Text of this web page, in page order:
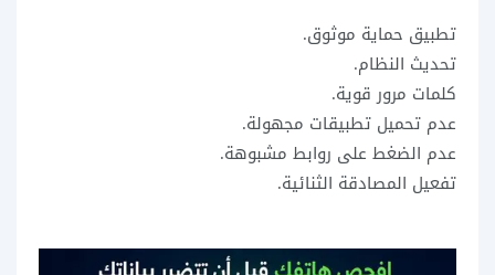
تطبيق حماية موثوق.
تحديث النظام.
كلمات مرور قوية.
عدم تحميل تطبيقات مجهولة.
عدم الضغط على روابط مشبوهة.
تفعيل المصادقة الثنائية.